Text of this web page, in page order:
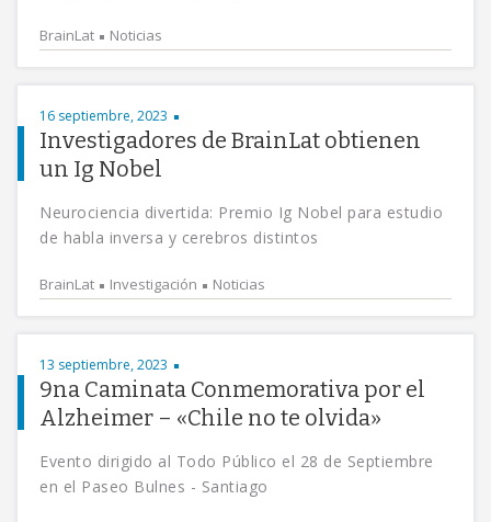
BrainLat Noticias
16 septiembre, 2023
Investigadores de BrainLat obtienen
un Ig Nobel
Neurociencia divertida: Premio Ig Nobel para estudio
de habla inversa y cerebros distintos
BrainLat Investigación Noticias
13 septiembre, 2023
9na Caminata Conmemorativa por el
Alzheimer – «Chile no te olvida»
Evento dirigido al Todo Público el 28 de Septiembre
en el Paseo Bulnes - Santiago